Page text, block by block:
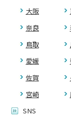
大阪
奈良
鳥取
愛媛
佐賀
宮崎
SNS